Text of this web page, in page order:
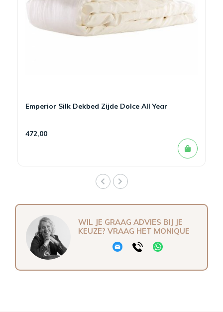
Emperior Silk Dekbed Zijde Dolce All Year
472,00
WIL JE GRAAG ADVIES BIJ JE
KEUZE? VRAAG HET MONIQUE